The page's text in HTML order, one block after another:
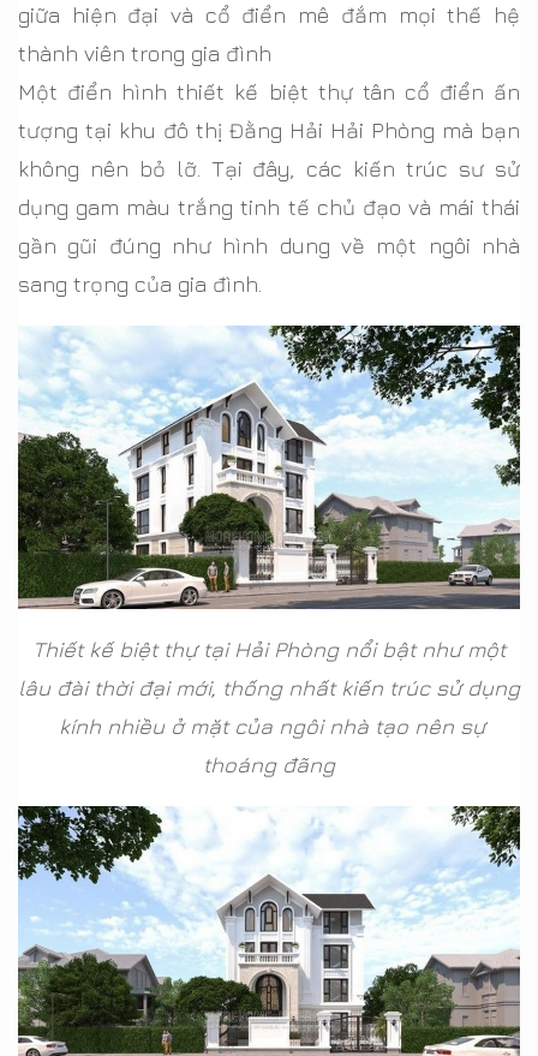
giữa hiện đại và cổ điển mê đắm mọi thế hệ
thành viên trong gia đình
Một điển hình thiết kế biệt thự tân cổ điển ấn
tượng tại khu đô thị Đằng Hải Hải Phòng mà bạn
không nên bỏ lỡ. Tại đây, các kiến trúc sư sử
dụng gam màu trắng tinh tế chủ đạo và mái thái
gần gũi đúng như hình dung về một ngôi nhà
sang trọng của gia đình.
Thiết kế biệt thự tại Hải Phòng nổi bật như một
lâu đài thời đại mới, thống nhất kiến trúc sử dụng
kính nhiều ở mặt của ngôi nhà tạo nên sự
thoáng đãng